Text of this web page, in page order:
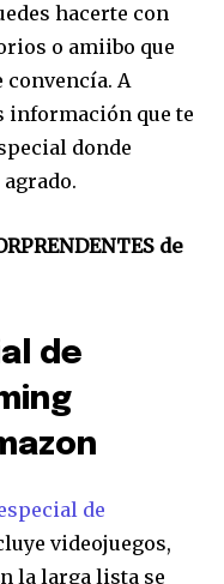
hacerte con
o amiibo que
convencía. A
información que te
donde
de
de
de
videojuegos,
la larga lista se